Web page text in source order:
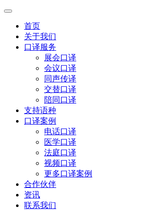
首页
关于我们
口译服务
展会口译
会议口译
同声传译
交替口译
陪同口译
支持语种
口译案例
电话口译
医学口译
法庭口译
视频口译
更多口译案例
合作伙伴
资讯
联系我们